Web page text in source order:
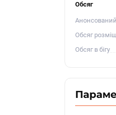
Обсяг
Обсяг
Обсяг в бігу